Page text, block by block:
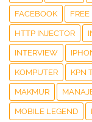
FACEBOOK FREE
HTTP INJECTOR
INTERVIEW
KOMPUTER KPN
MAKMUR
MOBILE LEGEND